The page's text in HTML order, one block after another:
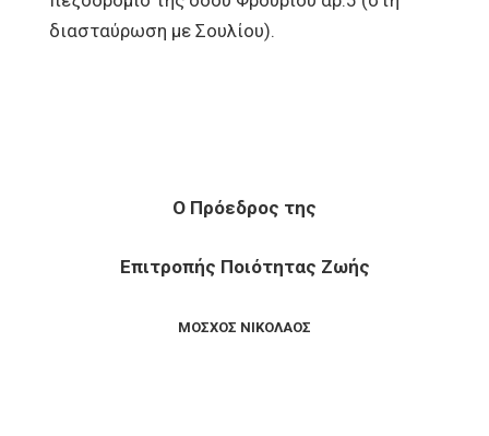
διασταύρωση με Σουλίου).
Ο Πρόεδρος της
Επιτροπής Ποιότητας Ζωής
ΜΟΣΧΟΣ ΝΙΚΟΛΑΟΣ